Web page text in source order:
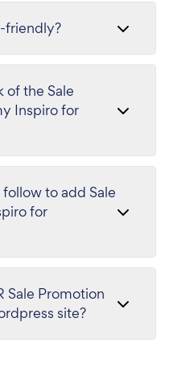
friendly?
of the Sale
Inspiro for
to add Sale
for
Sale Promotion
site?